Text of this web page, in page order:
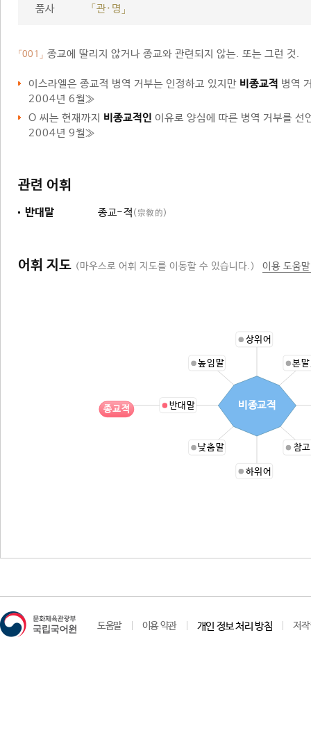
품사 「관·명」
「001」 종교에 딸리지 않거나 종교와 관련되지 않는. 또는 그런 것.
이스라엘은 종교적 병역 거부는 인정하고 있지만 비종교적 병역
2004년 6월≫
O 씨는 현재까지 비종교적인 이유로 양심에 따른 병역 거부를
2004년 9월≫
관련 어휘
반대말 종교-적 (宗敎的)
어휘 지도 (마우스로 어휘 지도를 이동할 수 있습니다.) 이용 도움
상위어
본
참
하위어
낮춤말
종교적 반대말
높임말
비종교적
도움말 이용 약관 개인 정보 처리 방침 저